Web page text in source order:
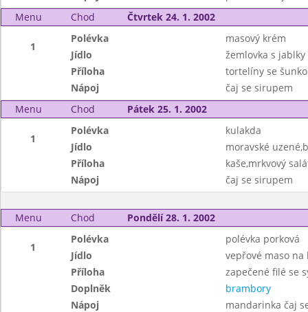
Menu
Chod Čtvrtek 24. 1. 2002
1
Polévka
masový krém
Jídlo
žemlovka s
Příloha
tortelíny se
Nápoj
čaj se sirupem
Menu
Chod Pátek 25. 1. 2002
1
Polévka
kulakda
Jídlo
moravské
Příloha
kaše,mrkvový
Nápoj
čaj se sirupem
Menu Chod Pondělí 28. 1. 2002
1
Polévka
polévka porková
Jídlo
vepřové maso na
Příloha
zapečené filé se
Doplněk
brambory
Nápoj
mandarinka čaj